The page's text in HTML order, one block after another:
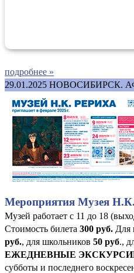
подробнее »
29.01.2025 НОВОСИБИРСК.
Мероприятия Музея
Музей работает с 11 до 18
Стоимость билета 300 руб. Для
руб., для школьников 50 руб.,
ЕЖЕДНЕВНЫЕ
субботы и последнего